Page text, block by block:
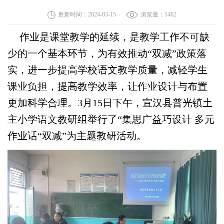
更新时间：2024-03-15 浏览量： 1462
作业是课堂教学的延续，是教学工作不可缺
少的一个基本环节，为有效推动“双减”政策落
实，进一步提高学校语文教学质量，减轻学生
课业负担，提高教学效率，让作业设计与布置
更加科学合理。3月15日下午，宣汉县普光镇土
主小学语文教研组举行了“集思广益巧设计 多元
作业话“双减”为主题教研活动。